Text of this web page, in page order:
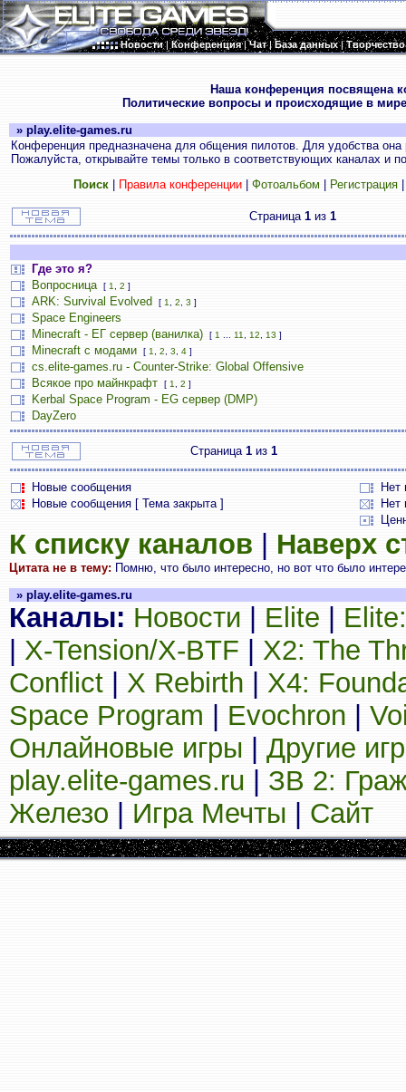
Новости|Конференция|Чат|База данных|Творчество
Наша конференция посвящена
Политические вопросы и происходящие в
» play.elite-games.ru
Конференция предназначена для общения пилотов. Для удобства
Пожалуйста, открывайте темы только в соответствующих каналах и
Поиск| Правила конференции| Фотоальбом Регистрация
Страница 1 из 1
Где это я?
Вопросница
[ 1 2 ]
ARK: Survival Evolved [ 1 2 3 ]
Space Engineers
Minecraft - ЕГ сервер (ванилка)
[ 1 11 12 13 ]
Minecraft с модами [ 1 2 3 4 ]
cs.elite-games.ru - Counter-Strike: Global Offensive
Всякое про майнкрафт
[ 1 2 ]
Kerbal Space Program - EG сервер (DMP)
DayZero
Страница 1 из 1
Новые сообщения
Нет
Новые сообщения [ Тема закрыта ]
Нет
К списку каналов Наверх
Цитата не в тему: Помню, что было интересно, но вот что было
» play.elite-games.ru
Каналы: Новости Elite
X-Tension/X-BTF
X2: The
Conflict
X Rebirth
X4:
Space Program
Evochron
Онлайновые игры
Другие
play.elite-games.ru
ЗВ 2:
Железо
Игра Мечты Сайт